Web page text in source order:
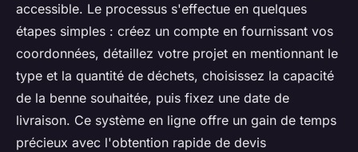
accessible. Le processus s'effectue en quelques
étapes simples : créez un compte en fournissant vos
coordonnées, détaillez votre projet en mentionnant le
type et la quantité de déchets, choisissez la capacité
de la benne souhaitée, puis fixez une date de
livraison. Ce système en ligne offre un gain de temps
précieux avec l'obtention rapide de devis